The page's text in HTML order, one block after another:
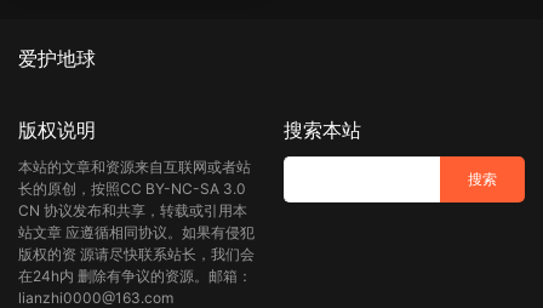
爱护地球
版权说明
本站的文章和资源来自互联网或者站
长的原创，按照CC BY-NC-SA 3.0
CN 协议发布和共享，转载或引用本
站文章 应遵循相同协议。如果有侵犯
版权的资 源请尽快联系站长，我们会
在24h内 删除有争议的资源。邮箱：
lianzhi0000@163.com
搜索本站